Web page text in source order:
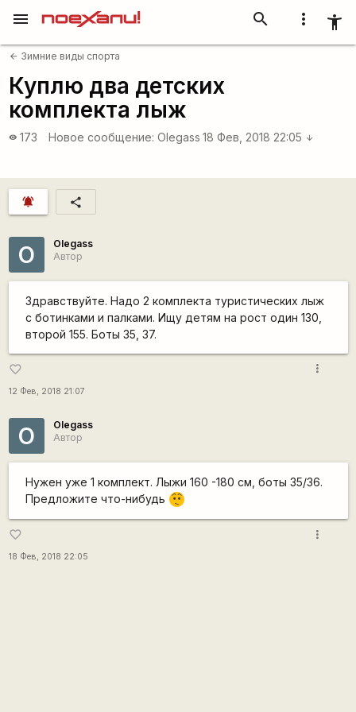
more_vert accessibility_new
search
menu
arrow_back Зимние виды спорта
Куплю два детских
комплекта лыж
visibility 173 Новое сообщение: Olegass 18 Фев, 2018 22:05 arrow_downward
notifications_active share
O
Olegass
Автор
Здравствуйте. Надо 2 комплекта туристических лыж
с ботинками и палками. Ищу детям на рост один 130,
второй 155. Боты 35, 37.
favorite_border
12 Фев, 2018 21:07
more_vert
O
Olegass
Автор
Нужен уже 1 комплект. Лыжи 160 -180 см, боты 35/36.
Предложите что-нибудь :-/
favorite_border
18 Фев, 2018 22:05
more_vert